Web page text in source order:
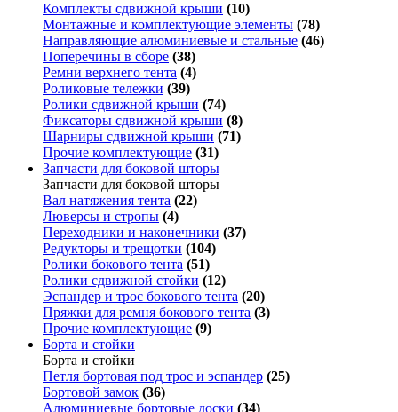
Комплекты сдвижной крыши (10)
Монтажные и комплектующие элементы (78)
Направляющие алюминиевые и стальные (46)
Поперечины в сборе (38)
Ремни верхнего тента (4)
Роликовые тележки (39)
Ролики сдвижной крыши (74)
Фиксаторы сдвижной крыши (8)
Шарниры сдвижной крыши (71)
Прочие комплектующие (31)
Запчасти для боковой шторы
Запчасти для боковой шторы
Вал натяжения тента (22)
Люверсы и стропы (4)
Переходники и наконечники (37)
Редукторы и трещотки (104)
Ролики бокового тента (51)
Ролики сдвижной стойки (12)
Эспандер и трос бокового тента (20)
Пряжки для ремня бокового тента (3)
Прочие комплектующие (9)
Борта и стойки
Борта и стойки
Петля бортовая под трос и эспандер (25)
Бортовой замок (36)
Алюминиевые бортовые доски (34)